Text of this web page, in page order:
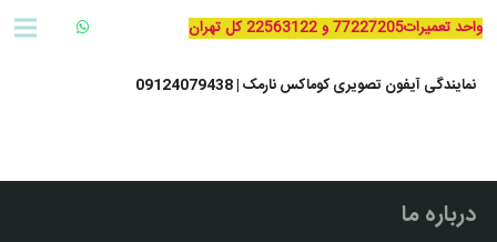
واحد تعمیرات77227205 و 22563122 کل تهران
نمایندگی آیفون تصویری کوماکس نارمک | 09124079438
درباره ما